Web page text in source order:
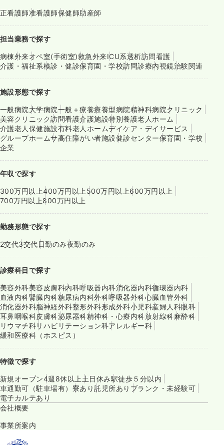
正看護師准看護師保健師助産師
担当業務で探す
病棟外来オペ室(手術室)救急外来ICU系透析訪問看護
介護・福祉系検診・健診保育園・学校訪問診療内視鏡治験関連
施設形態で探す
一般病院大学病院一般＋療養療養型病院精神科病院クリニック
美容クリニック訪問看護介護施設特別養護老人ホーム
介護老人保健施設有料老人ホームデイケア・デイサービス
グループホームサ高住障がい者施設健診センター保育園・学校
企業
年収で探す
300万円以上400万円以上 500万円以上600万円以上
700万円以上800万円以上
勤務形態で探す
2交代3交代日勤のみ夜勤のみ
診療科目で探す
美容外科美容皮膚科内科呼吸器内科消化器内科循環器内科
血液内科腎臓内科糖尿病内科外科呼吸器外科心臓血管外科
消化器外科脳神経外科整形外科形成外科小児科産婦人科眼科
耳鼻咽喉科皮膚科泌尿器科精神科・心療内科放射線科麻酔科
リウマチ科リハビリテーション科アレルギー科
緩和医療科（ホスピス）
特徴で探す
新規オープン4週8休以上 土日休み駅徒歩５分以内
車通勤可（駐車場有） 寮あり託児所あり ブランク・未経験可
電子カルテあり
会社概要
事業所案内